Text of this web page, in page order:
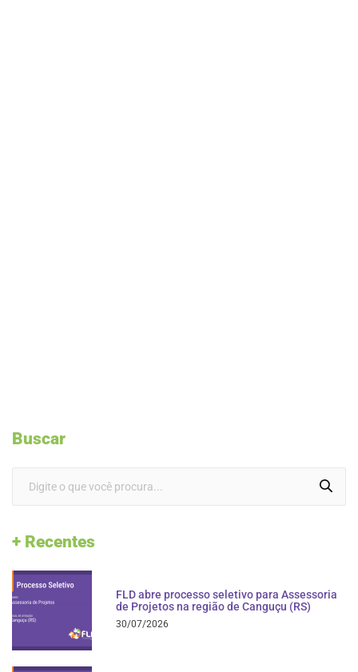
Buscar
+ Recentes
FLD abre processo seletivo para Assessoria
de Projetos na região de Canguçu (RS)
30/07/2026